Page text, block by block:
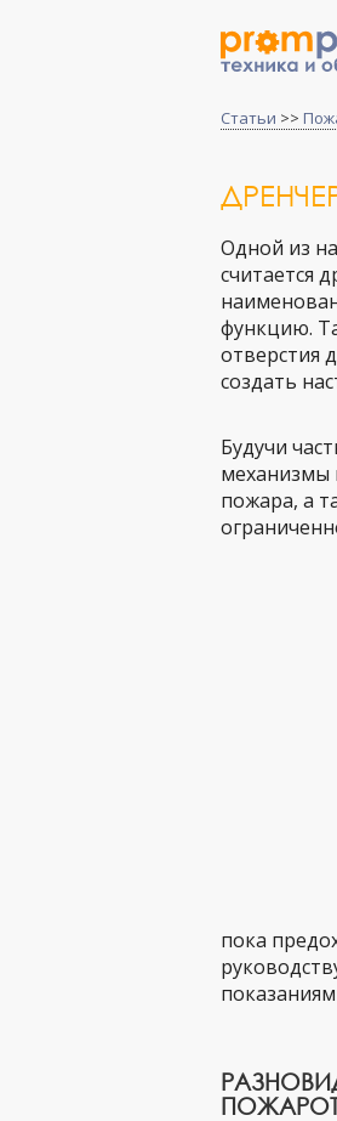
Статьи >>
Одной из
считается
функцию.
отверстия
создать
Будучи
механизмы
пожара, а
пока